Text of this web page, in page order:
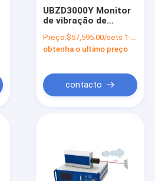
UBZD3000Y Monitor
de vibração de
velocidade de
aceleração para
Preço:$57,595.00/sets 1-9 sets
obtenha o ultimo preço
contacto